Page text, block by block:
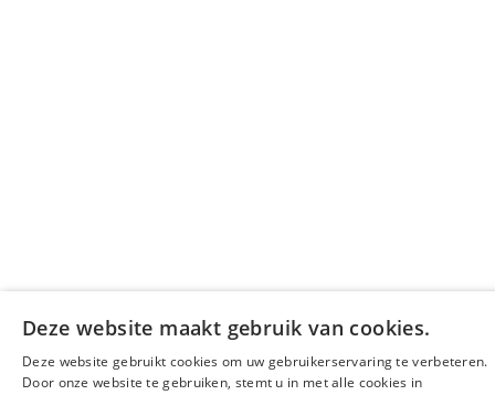
Deze website maakt gebruik van cookies.
Deze website gebruikt cookies om uw gebruikerservaring te verbeteren.
Door onze website te gebruiken, stemt u in met alle cookies in